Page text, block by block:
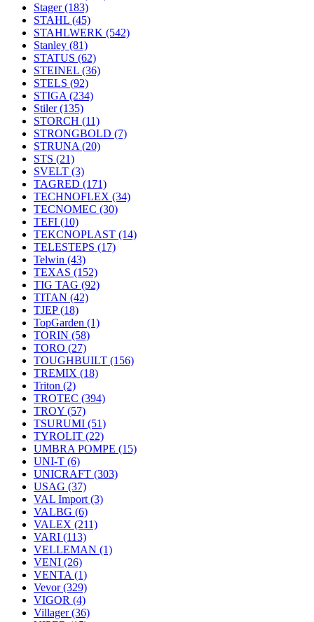
Stager(183)
STAHL (45)
STAHLWERK (542)
Stanley (81)
STATUS (62)
STEINEL (36)
STELS (92)
STIGA (234)
Stiler(135)
STORCH (11)
STRONGBOLD (7)
STRUNA (20)
STS (21)
SVELT (3)
TAGRED (171)
TECHNOFLEX (34)
TECNOMEC (30)
TEFI (10)
TEKCNOPLAST (14)
TELESTEPS (17)
Telwin (43)
TEXAS (152)
TIG TAG (92)
TITAN (42)
TJEP(18)
TopGarden (1)
TORIN (58)
TORO (27)
TOUGHBUILT (156)
TREMIX (18)
Triton (2)
TROTEC (394)
TROY (57)
TSURUMI (51)
TYROLIT (22)
UMBRA POMPE (15)
UNI-T (6)
UNICRAFT (303)
USAG (37)
VAL Import (3)
VALBG (6)
VALEX (211)
VARI (113)
VELLEMAN (1)
VENI (26)
VENTA (1)
Vevor(329)
VIGOR (4)
Villager(36)